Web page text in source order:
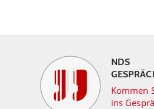
NDS
Kommen
ins